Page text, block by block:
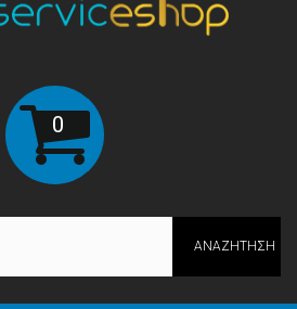
0
ΑΝΑΖΉΤΗΣΗ